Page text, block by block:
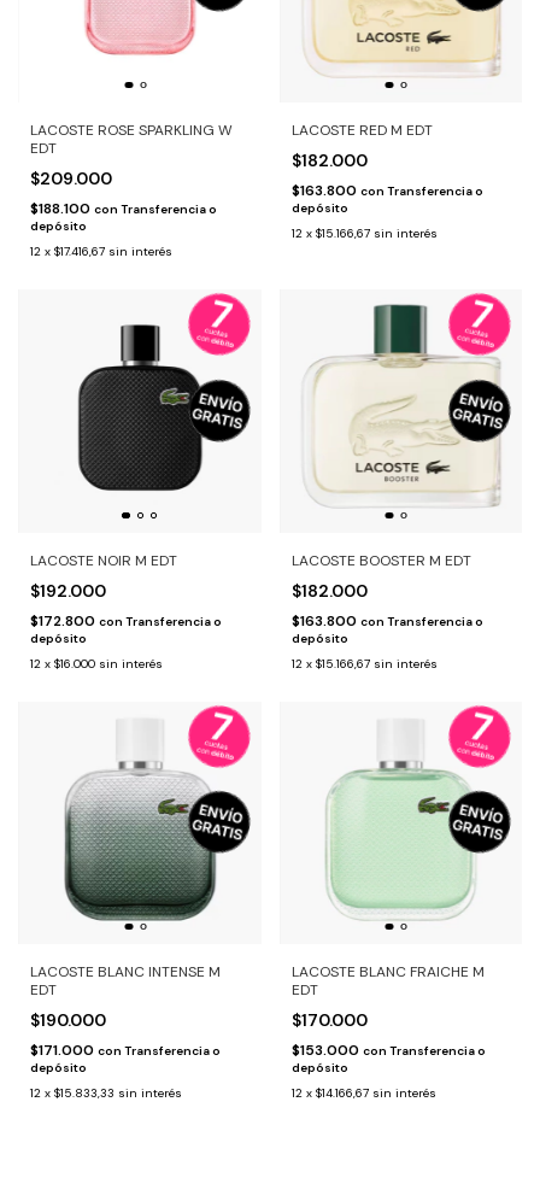
LACOSTE ROSE SPARKLING W
EDT
$209.000
$188.100 con Transferencia o
depósito
12 x $17.416,67 sin interés
LACOSTE RED M EDT
$182.000
$163.800 con Transferencia o
depósito
12 x $15.166,67 sin interés
LACOSTE NOIR M EDT
$192.000
$172.800 con Transferencia o
depósito
12 x $16.000 sin interés
LACOSTE BOOSTER M EDT
$182.000
$163.800 con Transferencia o
depósito
12 x $15.166,67 sin interés
LACOSTE BLANC INTENSE M
EDT
$190.000
$171.000 con Transferencia o
depósito
12 x $15.833,33 sin interés
LACOSTE BLANC FRAICHE M
EDT
$170.000
$153.000 con Transferencia o
depósito
12 x $14.166,67 sin interés